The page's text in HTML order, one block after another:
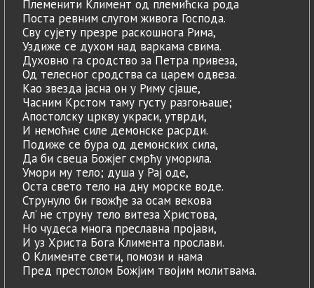
Племенити Климент од племићска рода
Поста ревним слугом живога Господа.
Сву сујету презре раскошнога Рима,
Уздиже се духом над варкама свима.
Духовно га сродство за Петра привеза,
Од телесног сродства са царем одвеза.
Као звезда јасна он у Риму сјаше,
Часним Крстом таму густу разгоњаше;
Апостолску цркву украси, утврди,
И немоћне силе демонске расрди.
Подиже се бура од демонских сила,
Да би свеца Божјег смрћу уморила.
Умори му тело; душа у Рај оде,
Оста свето тело на дну морске водe.
Струнуло би гвожђе за осам векова
Ал’ не струну тело витеза Христова,
Но чудеса многа преславна пројави,
И уз Христа Бога Климента прослави.
О Клименте свети, помози и нама
Пред престолом Божјим твојим молитвама.